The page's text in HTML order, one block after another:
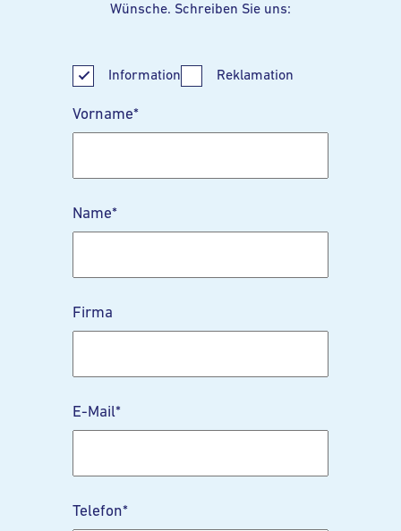
Wünsche. Schreiben Sie uns:
Information Reklamation
Vorname*
Name*
Firma
E-Mail*
Telefon*